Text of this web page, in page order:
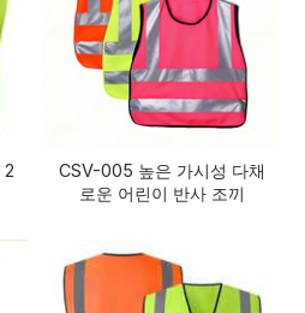
2
CSV-005 높은 가시성 다채
로운 어린이 반사 조끼